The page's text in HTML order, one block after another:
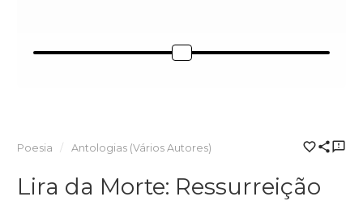
Poesia Antologias (Vários Autores)
Lira da Morte: Ressurreição